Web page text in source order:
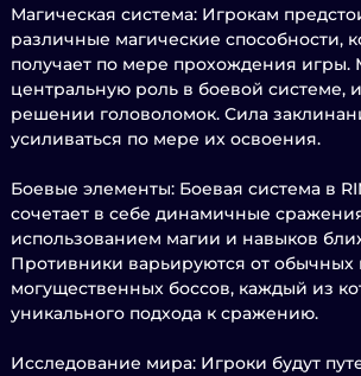
Магическая система: Игрокам
различные магические способности,
получает по мере прохождения игры.
центральную роль в боевой системе,
решении головоломок. Сила
усиливаться по мере их освоения.
Боевые элементы: Боевая система в
сочетает в себе динамичные
использованием магии и навыков
Противники варьируются от обычных
могущественных боссов, каждый из
уникального подхода к сражению.
Исследование мира: Игроки будут